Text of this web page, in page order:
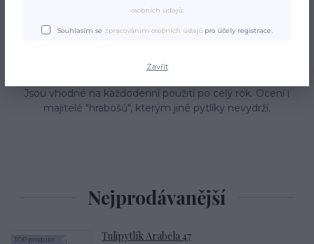
Tulipytlíky
Jsou vhodné na každodenní použití po celý rok. Ocení i
majitelé "hrabošů", kterým jiné pytlíky nevydrží.
Nejprodávanější
Tulipytlík Arabela 47
TOP produkt
osobních údajů.
Souhlasím se zpracováním osobních údajů pro účely registrace.
Zavřít